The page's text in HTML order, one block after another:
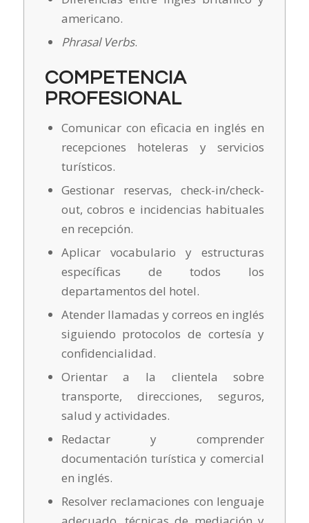
americano.
Phrasal Verbs.
COMPETENCIA
PROFESIONAL
Comunicar con eficacia en inglés en
recepciones hoteleras y servicios
turísticos.
Gestionar reservas, check-in/check-
out, cobros e incidencias habituales
en recepción.
Aplicar vocabulario y estructuras
específicas de todos los
departamentos del hotel.
Atender llamadas y correos en inglés
siguiendo protocolos de cortesía y
confidencialidad.
Orientar a la clientela sobre
transporte, direcciones, seguros,
salud y actividades.
Redactar y comprender
documentación turística y comercial
en inglés.
Resolver reclamaciones con lenguaje